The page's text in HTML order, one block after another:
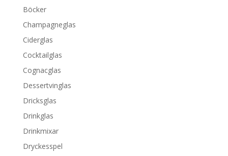
Böcker
Champagneglas
Ciderglas
Cocktailglas
Cognacglas
Dessertvinglas
Dricksglas
Drinkglas
Drinkmixar
Dryckesspel